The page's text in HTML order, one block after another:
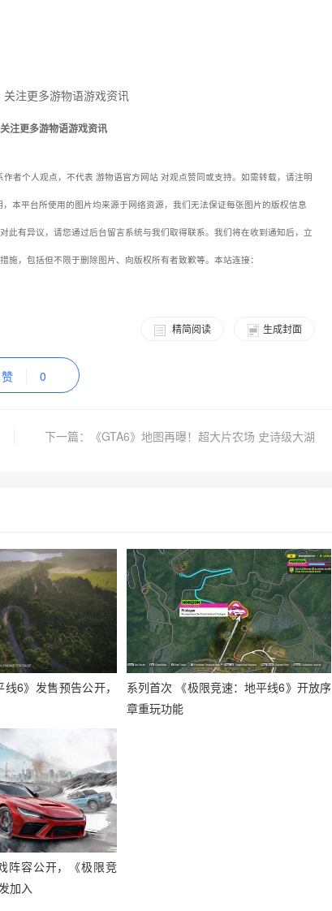
注更多游物语游戏资讯
作者个人观点，不代表 游物语官方网站 对观点赞同或支持。如需转载，请注明
本平台所使用的图片均来源于网络资源，我们无法保证每张图片的版权信息
有异议，请您通过后台留言系统与我们取得联系。我们将在收到通知后，立
，包括但不限于删除图片、向版权所有者致歉等。本站连接：
生成封面
精简阅读
赞 0
下一篇：《GTA6》地图再曝！超大片农场 史诗级大湖
线6》发售预告公开，
系列首次 《极限竞速：地平线6》开放序
章重玩功能
阵容公开，《极限竞
加入